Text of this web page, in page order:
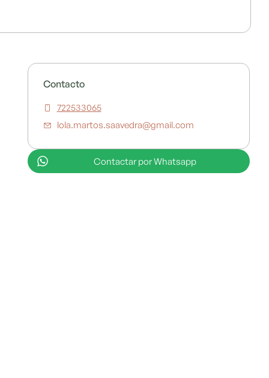
Contacto
722533065
lola.martos.saavedra@gmail.com
Contactar por Whatsapp